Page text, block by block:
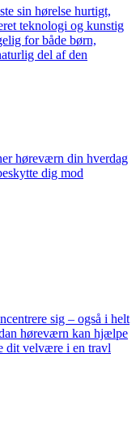
sin hørelse hurtigt,
teknologi og kunstig
for både børn,
del af den
høreværn din hverdag
dig mod
sig – også i helt
høreværn kan hjælpe
dit velvære i en travl